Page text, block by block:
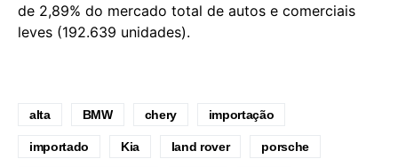
de 2,89% do mercado total de autos e comerciais
leves (192.639 unidades).
alta BMW chery importação
importado Kia land rover porsche